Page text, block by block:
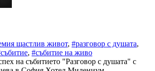
щастлив живот, #разговор с душата,
, #събитие на живо